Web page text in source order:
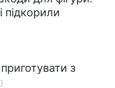
підкорили
з